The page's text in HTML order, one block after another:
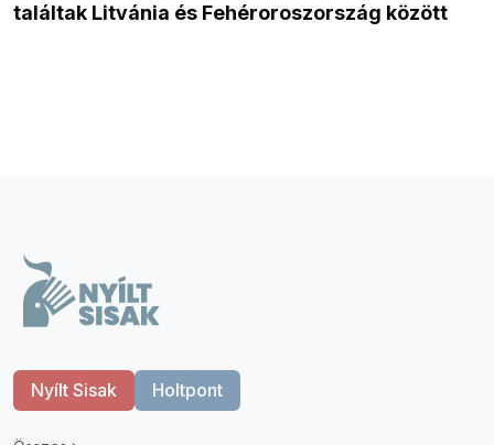
találtak Litvánia és Fehéroroszország között
Nyílt Sisak Holtpont